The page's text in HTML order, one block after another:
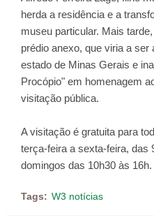
herda a residência e a
museu particular. Mais
prédio anexo, que viria a ser
estado de Minas Gerais e
Procópio" em homenagem
visitação pública.
A visitação é gratuita para
terça-feira a sexta-feira, das
domingos das 10h30 às 16h.
Tags: W3 notícias